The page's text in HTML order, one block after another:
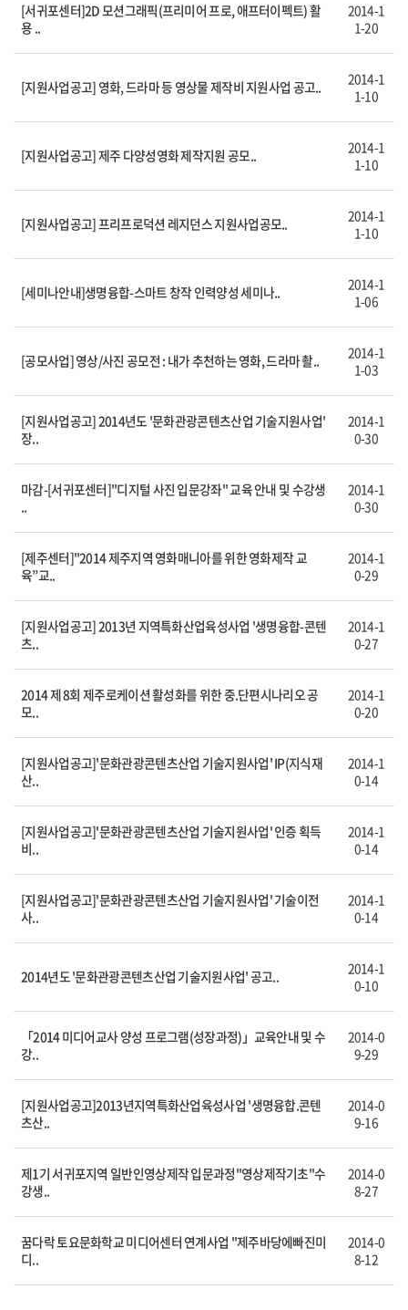
[서귀포센터]2D 모션그래픽(프리미어 프로, 애프터이펙트) 활
용 ..
2014-1
1-20
[지원사업공고] 영화, 드라마 등 영상물 제작비 지원사업 공고..
2014-1
1-10
[지원사업공고] 제주 다양성영화 제작지원 공모..
2014-1
1-10
[지원사업공고] 프리프로덕션 레지던스 지원사업공모..
2014-1
1-10
[세미나안내]생명융합-스마트 창작 인력양성 세미나..
2014-1
1-06
[공모사업] 영상/사진 공모전 : 내가 추천하는 영화, 드라마 촬..
2014-1
1-03
[지원사업공고] 2014년도 '문화관광콘텐츠산업 기술지원사업'
장..
2014-1
0-30
마감-[서귀포센터]"디지털 사진 입문강좌" 교육 안내 및 수강생
..
2014-1
0-30
[제주센터]"2014 제주지역 영화매니아를 위한 영화제작 교
육”교..
2014-1
0-29
[지원사업공고] 2013년 지역특화산업육성사업 '생명융합-콘텐
츠..
2014-1
0-27
2014 제 8회 제주로케이션 활성화를 위한 중.단편시나리오 공
모..
2014-1
0-20
[지원사업공고]'문화관광콘텐츠산업 기술지원사업' IP(지식재
산..
2014-1
0-14
[지원사업공고]'문화관광콘텐츠산업 기술지원사업' 인증 획득
비..
2014-1
0-14
[지원사업공고]'문화관광콘텐츠산업 기술지원사업' 기술이전
사..
2014-1
0-14
2014년도 '문화관광콘텐츠산업 기술지원사업' 공고..
2014-1
0-10
「2014 미디어교사 양성 프로그램(성장과정)」교육안내 및 수
강..
2014-0
9-29
[지원사업공고]2013년지역특화산업육성사업 '생명융합.콘텐
츠산..
2014-0
9-16
제1기 서귀포지역 일반인영상제작 입문과정"영상제작기초"수
강생..
2014-0
8-27
꿈다락 토요문화학교 미디어센터 연계사업 "제주바당에빠진미
디..
2014-0
8-12